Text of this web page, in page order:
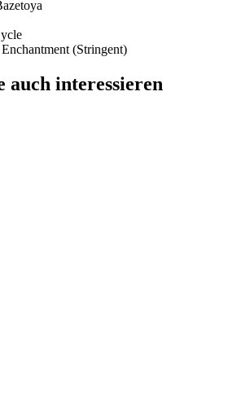
(Stringent)
auch interessieren